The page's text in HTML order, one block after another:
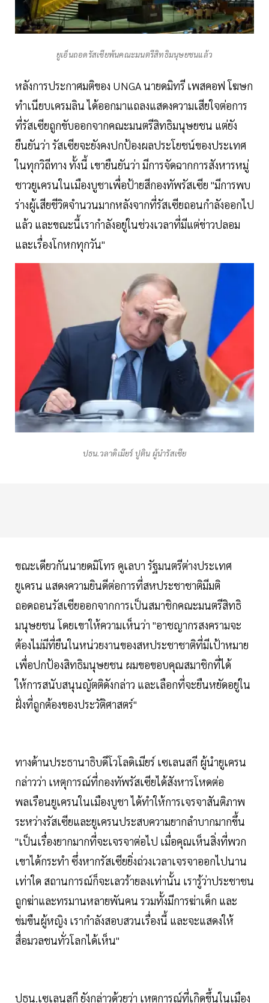
ยูเอ็นถอดรัสเซียพ้นคณะมนตรีสิทธิมนุษยชนแล้ว
หลังการประกาศมติของ UNGA นายดมิทรี เพสคอฟ โฆษก
ทำเนียบเครมลิน ได้ออกมาแถลงแสดงความเสียใจต่อการ
ที่รัสเซียถูกขับออกจากคณะมนตรีสิทธิมนุษยชน แต่ยัง
ยืนยันว่า รัสเซียจะยังคงปกป้องผลประโยชน์ของประเทศ
ในทุกวิถีทาง ทั้งนี้ เขายืนยันว่า มีการจัดฉากการสังหารหมู่
ชาวยูเครนในเมืองบูชาเพื่อป้ายสีกองทัพรัสเซีย "มีการพบ
ร่างผู้เสียชีวิตจำนวนมากหลังจากที่รัสเซียถอนกำลังออกไป
แล้ว และขณะนี้เรากำลังอยู่ในช่วงเวลาที่มีแต่ข่าวปลอม
และเรื่องโกหกทุกวัน"
ปธน.วลาดิเมียร์ ปูติน ผู้นำรัสเซีย
ขณะเดียวกันนายดมิโทร คูเลบา รัฐมนตรีต่างประเทศ
ยูเครน แสดงความยินดีต่อการที่สหประชาชาติมีมติ
ถอดถอนรัสเซียออกจากการเป็นสมาชิกคณะมนตรีสิทธิ
มนุษยชน โดยเขาให้ความเห็นว่า "อาชญากรสงครามจะ
ต้องไม่มีที่ยืนในหน่วยงานของสหประชาชาติที่มีเป้าหมาย
เพื่อปกป้องสิทธิมนุษยชน ผมขอขอบคุณสมาชิกที่ได้
ให้การสนับสนุนญัตติดังกล่าว และเลือกที่จะยืนหยัดอยู่ใน
ฝั่งที่ถูกต้องของประวัติศาสตร์"
ทางด้านประธานาธิบดีโวโลดิเมียร์ เซเลนสกี ผู้นำยูเครน
กล่าวว่า เหตุการณ์ที่กองทัพรัสเซียได้สังหารโหดต่อ
พลเรือนยูเครนในเมืองบูชา ได้ทำให้การเจรจาสันติภาพ
ระหว่างรัสเซียและยูเครนประสบความยากลำบากมากขึ้น
"เป็นเรื่องยากมากที่จะเจรจาต่อไป เมื่อคุณเห็นสิ่งที่พวก
เขาได้กระทำ ซึ่งหากรัสเซียยิ่งถ่วงเวลาเจรจาออกไปนาน
เท่าใด สถานการณ์ก็จะเลวร้ายลงเท่านั้น เรารู้ว่าประชาชน
ถูกฆ่าและทรมานหลายพันคน รวมทั้งมีการฆ่าเด็ก และ
ข่มขืนผู้หญิง เรากำลังสอบสวนเรื่องนี้ และจะแสดงให้
สื่อมวลชนทั่วโลกได้เห็น"
ปธน.เซเลนสกี ยังกล่าวด้วยว่า เหตุการณ์ที่เกิดขึ้นในเมือง